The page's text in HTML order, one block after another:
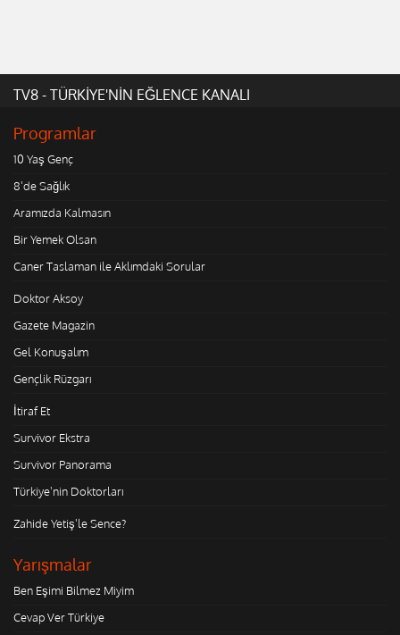
TV8 - TÜRKİYE'NİN EĞLENCE KANALI
Programlar
10 Yaş Genç
8'de Sağlık
Aramızda Kalmasın
Bir Yemek Olsan
Caner Taslaman ile Aklımdaki Sorular
Doktor Aksoy
Gazete Magazin
Gel Konuşalım
Gençlik Rüzgarı
İtiraf Et
Survivor Ekstra
Survivor Panorama
Türkiye'nin Doktorları
Zahide Yetiş'le Sence?
Yarışmalar
Ben Eşimi Bilmez Miyim
Cevap Ver Türkiye